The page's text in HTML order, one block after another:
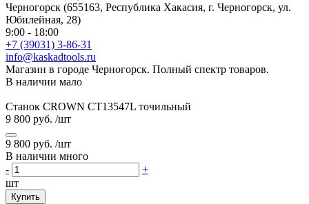
Черногорск (655163, Республика Хакасия, г. Черногорск, ул.
Юбилейная, 28)
9:00 - 18:00
+7 (39031) 3-86-31
info@kaskadtools.ru
Магазин в городе Черногорск. Полный спектр товаров.
В наличии мало
Станок CROWN CT13547L точильный
9 800 руб. /шт
9 800 руб. /шт
В наличии много
-
+
шт
Купить